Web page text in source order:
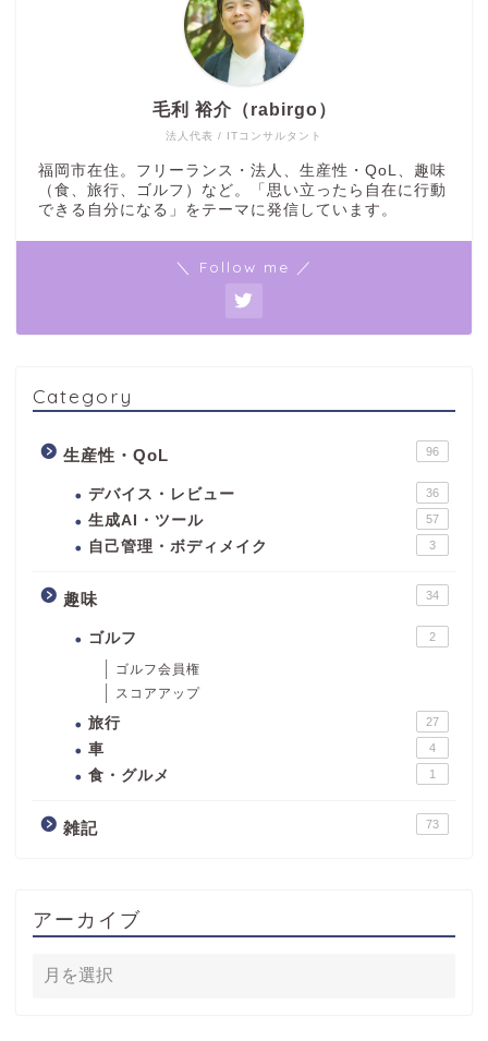
法人代表 / ITコンサルタント
毛利 裕介（rabirgo）
福岡市在住。フリーランス・法人、生産性・QoL、趣味
（食、旅行、ゴルフ）など。「思い立ったら自在に行動
できる自分になる」をテーマに発信しています。
＼ Follow me ／
Category
生産性・QoL 96
デバイス・レビュー 36
生成AI・ツール 57
自己管理・ボディメイク 3
趣味 34
ゴルフ 2
ゴルフ会員権
スコアアップ
旅行 27
車 4
食・グルメ 1
雑記 73
アーカイブ